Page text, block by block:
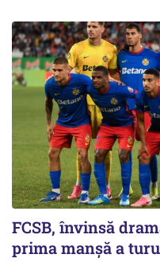
FCSB, învinsă
prima manșă a